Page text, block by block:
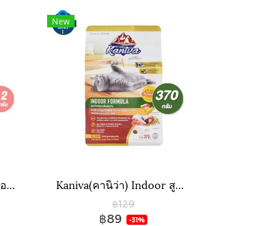
แค็ทเอ็นจอย CAT n joy อาหารแมว แมวโต สูตรทำหมัน รสแซลมอน ขนาด 400 กรัม / 1.2 กิโลกรัม
New
Kaniva(คานิว่า) Indoor สูตรสำหรับแมวเลี้ยงในบ้าน
฿129
฿89 -31%